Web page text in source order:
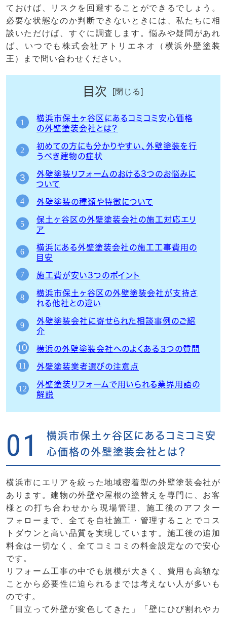
ておけば、リスクを回避することができるでしょう。
必要な状態なのか判断できないときには、私たちに相
談いただけば、すぐに調査します。悩みや疑問があれ
ば、いつでも株式会社アトリエネオ（横浜外壁塗装
王）まで問い合わせください。
目次
横浜市保土ヶ谷区にあるコミコミ安心価格
の外壁塗装会社とは？
初めての方にも分かりやすい、外壁塗装を行
うべき建物の症状
外壁塗装リフォームのおける3つのお悩みに
ついて
外壁塗装の種類や特徴について
保土ヶ谷区の外壁塗装会社の施工対応エリ
ア
横浜にある外壁塗装会社の施工工事費用の
目安
施工費が安い3つのポイント
横浜市保土ヶ谷区の外壁塗装会社が支持さ
れる他社との違い
外壁塗装会社に寄せられた相談事例のご紹
介
横浜の外壁塗装会社へのよくある３つの質問
外壁塗装業者選びの注意点
外壁塗装リフォームで用いられる業界用語の
解説
01
横浜市保土ヶ谷区にあるコミコミ安
心価格の外壁塗装会社とは？
横浜市にエリアを絞った地域密着型の外壁塗装会社が
あります。建物の外壁や屋根の塗替えを専門に、お客
様との打ち合わせから現場管理、施工後のアフター
フォローまで、全てを自社施工・管理することでコス
トダウンと高い品質を実現しています。施工後の追加
料金は一切なく、全てコミコミの料金設定なので安心
です。
リフォーム工事の中でも規模が大きく、費用も高額な
ことから必要性に迫られるまでは考えない人が多いも
のです。
「目立って外壁が変色してきた」「壁にひび割れやカ